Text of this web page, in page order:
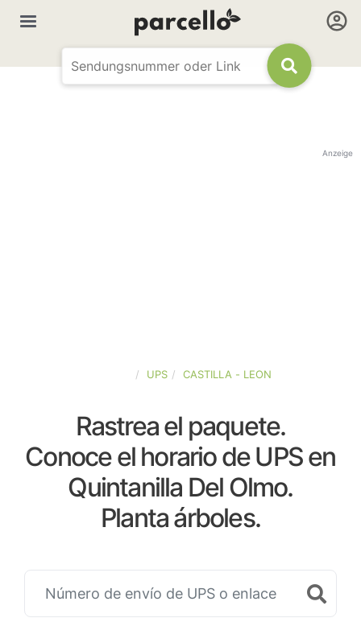
Anzeige
UPS CASTILLA - LEON
Rastrea el paquete.
Conoce el horario de UPS en
Quintanilla Del Olmo.
Planta árboles.